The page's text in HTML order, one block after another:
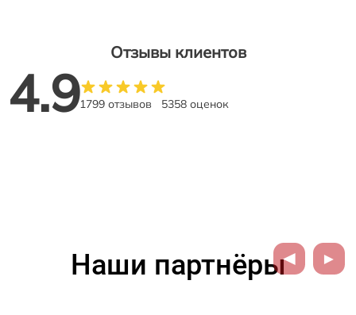
Отзывы клиентов
4.91799 отзывов 5358 оценок
Наши партнёры